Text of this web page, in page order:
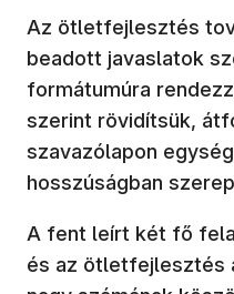
Az ötletfejlesztés
beadott javaslatok
formátumúra
szerint rövidítsük,
szavazólapon
hosszúságban
A fent leírt két fő
és az ötletfejlesztés